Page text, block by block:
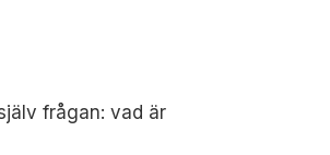
frågan: vad är